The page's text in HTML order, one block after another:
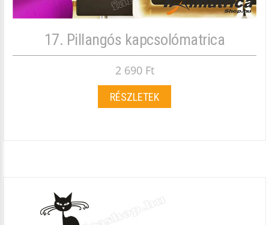
17. Pillangós kapcsolómatrica
2 690 Ft
RÉSZLETEK